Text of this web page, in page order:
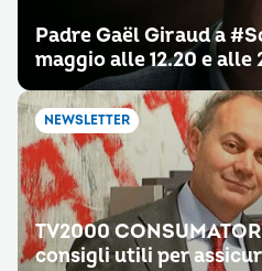
Padre Gaël Giraud a
maggio alle 12.20 e alle
NEWSLETTER
TV2000
consigli utili per